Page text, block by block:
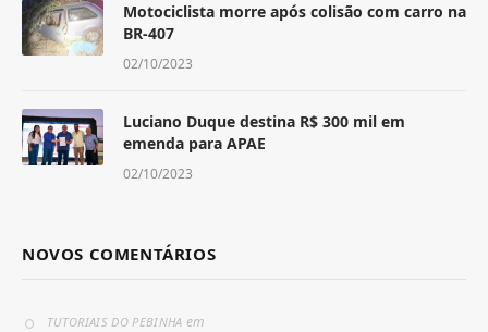
Motociclista morre após colisão com carro na
BR-407
02/10/2023
Luciano Duque destina R$ 300 mil em
emenda para APAE
02/10/2023
NOVOS COMENTÁRIOS
TUTORIAIS DO PEBINHA em